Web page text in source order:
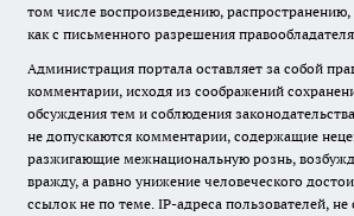
том числе воспроизведению, распространению,
как с письменного разрешения
Администрация портала оставляет за собой
комментарии, исходя из соображений
обсуждения тем и соблюдения
не допускаются комментарии, содержащие
разжигающие межнациональную рознь,
вражду, а равно унижение человеческого
ссылок не по теме. IP-адреса пользователей,